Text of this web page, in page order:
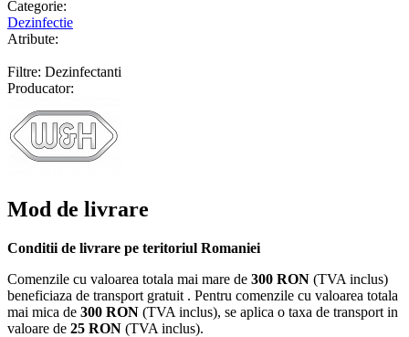
Categorie:
Dezinfectie
Atribute:
Filtre: Dezinfectanti
Producator:
Mod de livrare
Conditii de livrare pe teritoriul Romaniei
Comenzile cu valoarea totala mai mare de 300 RON (TVA inclus)
beneficiaza de transport gratuit . Pentru comenzile cu valoarea totala
mai mica de 300 RON (TVA inclus), se aplica o taxa de transport in
valoare de 25 RON (TVA inclus).